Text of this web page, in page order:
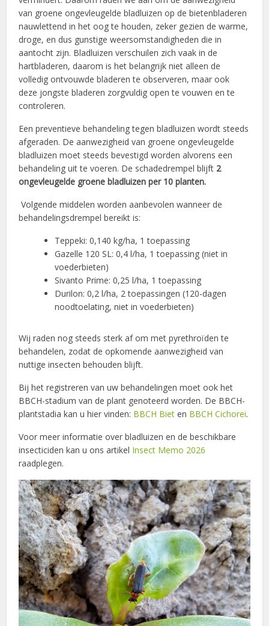
van groene ongevleugelde bladluizen op de bietenbladeren
nauwlettend in het oog te houden, zeker gezien de warme,
droge, en dus gunstige weersomstandigheden die in
aantocht zijn. Bladluizen verschuilen zich vaak in de
hartbladeren, daarom is het belangrijk niet alleen de
volledig ontvouwde bladeren te observeren, maar ook
deze jongste bladeren zorgvuldig open te vouwen en te
controleren.
Een preventieve behandeling tegen bladluizen wordt steeds
afgeraden. De aanwezigheid van groene ongevleugelde
bladluizen moet steeds bevestigd worden alvorens een
behandeling uit te voeren. De schadedrempel blijft 2
ongevleugelde groene bladluizen per 10 planten.
Volgende middelen worden aanbevolen wanneer de
behandelingsdrempel bereikt is:
Teppeki: 0,140 kg/ha, 1 toepassing
Gazelle 120 SL: 0,4 l/ha, 1 toepassing (niet in
voederbieten)
Sivanto Prime: 0,25 l/ha, 1 toepassing
Durilon: 0,2 l/ha, 2 toepassingen (120-dagen
noodtoelating, niet in voederbieten)
Wij raden nog steeds sterk af om met pyrethroïden te
behandelen, zodat de opkomende aanwezigheid van
nuttige insecten behouden blijft.
Bij het registreren van uw behandelingen moet ook het
BBCH-stadium van de plant genoteerd worden. De BBCH-
plantstadia kan u hier vinden: BBCH Biet en BBCH Cichorei.
Voor meer informatie over bladluizen en de beschikbare
insecticiden kan u ons artikel Insect Memo 2026
raadplegen.